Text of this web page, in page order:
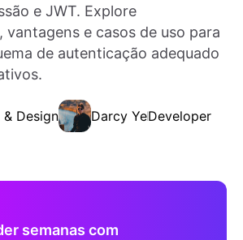
e JWT. Explore
vantagens e casos de uso para
de autenticação adequado
Design Darcy YeDeveloper
semanas com